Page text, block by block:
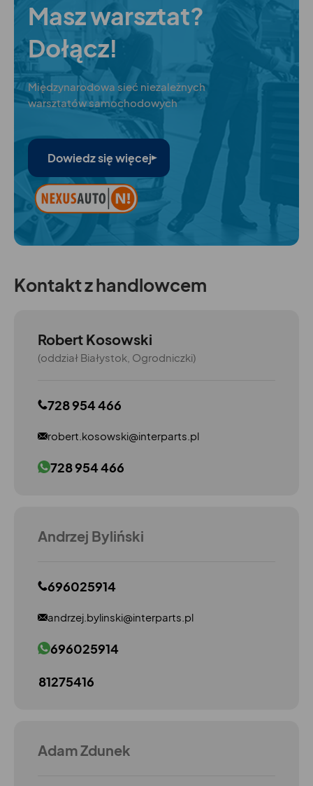
Masz warsztat?
Dołącz!
Międzynarodowa sieć niezależnych
warsztatów samochodowych
Dowiedz się więcej
Kontakt z handlowcem
Robert Kosowski
(oddział Białystok, Ogrodniczki)
728 954 466
robert.kosowski@interparts.pl
728 954 466
Andrzej Byliński
696025914
andrzej.bylinski@interparts.pl
696025914
81275416
Adam Zdunek